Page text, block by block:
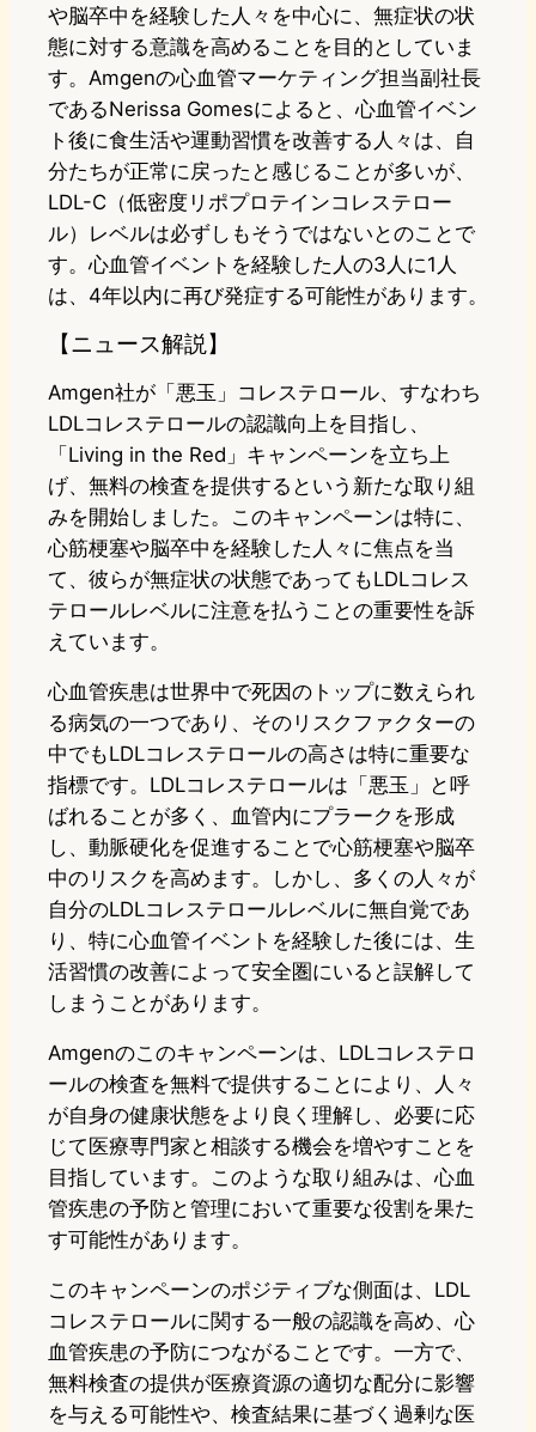
o
n
y
o
k
や脳卒中を経験した人々を中心に、無症状の状
態に対する意識を高めることを目的としていま
す。Amgenの心血管マーケティング担当副社長
であるNerissa Gomesによると、心血管イベン
ト後に食生活や運動習慣を改善する人々は、自
分たちが正常に戻ったと感じることが多いが、
LDL-C（低密度リポプロテインコレステロー
ル）レベルは必ずしもそうではないとのことで
す。心血管イベントを経験した人の3人に1人
は、4年以内に再び発症する可能性があります。
【ニュース解説】
Amgen社が「悪玉」コレステロール、すなわち
LDLコレステロールの認識向上を目指し、
「Living in the Red」キャンペーンを立ち上
げ、無料の検査を提供するという新たな取り組
みを開始しました。このキャンペーンは特に、
心筋梗塞や脳卒中を経験した人々に焦点を当
て、彼らが無症状の状態であってもLDLコレス
テロールレベルに注意を払うことの重要性を訴
えています。
心血管疾患は世界中で死因のトップに数えられ
る病気の一つであり、そのリスクファクターの
中でもLDLコレステロールの高さは特に重要な
指標です。LDLコレステロールは「悪玉」と呼
ばれることが多く、血管内にプラークを形成
し、動脈硬化を促進することで心筋梗塞や脳卒
中のリスクを高めます。しかし、多くの人々が
自分のLDLコレステロールレベルに無自覚であ
り、特に心血管イベントを経験した後には、生
活習慣の改善によって安全圏にいると誤解して
しまうことがあります。
Amgenのこのキャンペーンは、LDLコレステロ
ールの検査を無料で提供することにより、人々
が自身の健康状態をより良く理解し、必要に応
じて医療専門家と相談する機会を増やすことを
目指しています。このような取り組みは、心血
管疾患の予防と管理において重要な役割を果た
す可能性があります。
このキャンペーンのポジティブな側面は、LDL
コレステロールに関する一般の認識を高め、心
血管疾患の予防につながることです。一方で、
無料検査の提供が医療資源の適切な配分に影響
を与える可能性や、検査結果に基づく過剰な医